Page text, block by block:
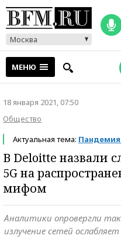
Москва
МЕНЮ
18 января 2021, 07:50
Общество
Актуальная тема: Пандемия
В Deloitte назвали
5G на
мифом
Аналитики опровергли
излучение сетей